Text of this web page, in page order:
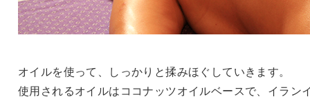
オイルを使って、しっかりと揉みほぐしていきます。
使用されるオイルはココナッツオイルベースで、イラン